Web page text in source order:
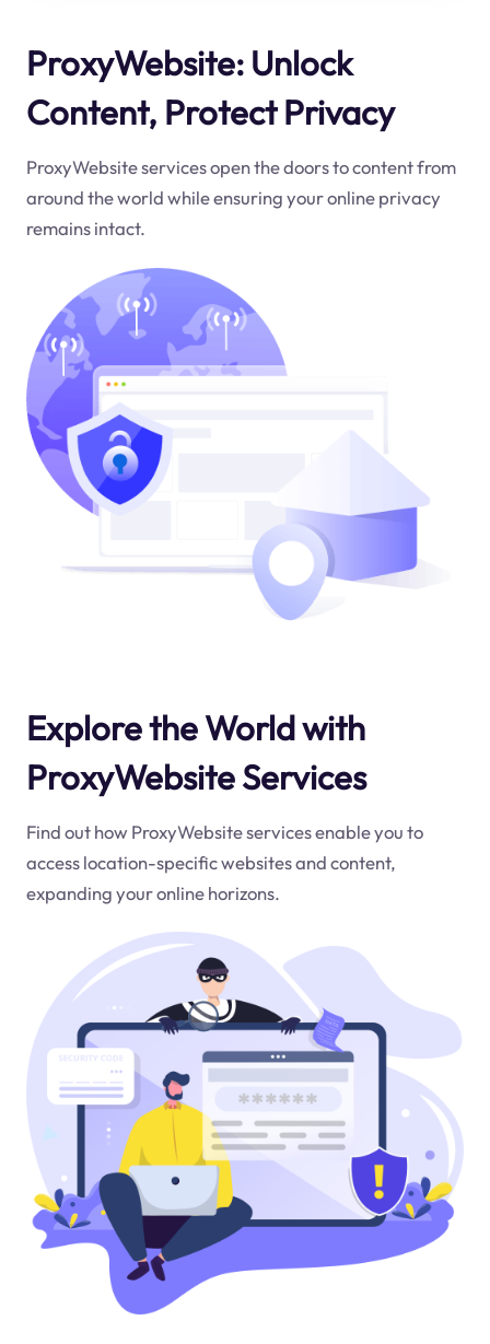
ProxyWebsite: Unlock
Content, Protect Privacy
ProxyWebsite services open the doors to content from
around the world while ensuring your online privacy
remains intact.
Explore the World with
ProxyWebsite Services
Find out how ProxyWebsite services enable you to
access location-specific websites and content,
expanding your online horizons.